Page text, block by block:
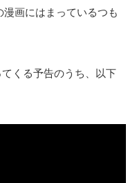
画にはまっているつも
くる予告のうち、以下